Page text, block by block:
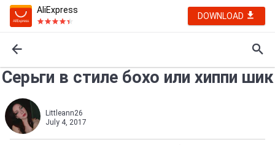
AliExpress
DOWNLOAD
Серьги в стиле бохо или хиппи шик
Littleann26
July 4, 2017